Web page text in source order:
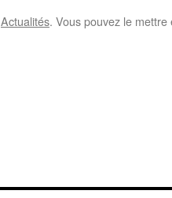
Actualités. Vous pouvez le